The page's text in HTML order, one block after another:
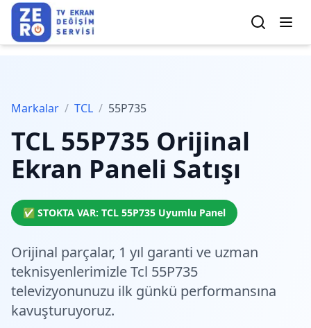
Markalar / TCL / 55P735
TCL 55P735 Orijinal
Ekran Paneli Satışı
✅ STOKTA VAR: TCL 55P735 Uyumlu Panel
Orijinal parçalar, 1 yıl garanti ve uzman
teknisyenlerimizle Tcl 55P735
televizyonunuzu ilk günkü performansına
kavuşturuyoruz.